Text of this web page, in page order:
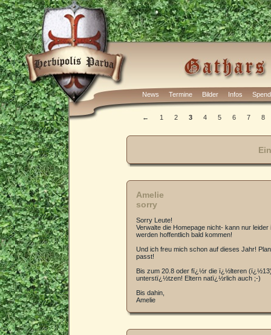
News Termine Bilder Infos
← 1 2 3 4 5 6 7 8
Amelie
sorry
Sorry Leute!
Verwalte die Homepage nicht- kann nur
werden hoffentlich bald kommen!
Und ich freu mich schon auf dieses Jahr!
passt!
Bis zum 20.8 oder fï¿½r die ï¿½lteren
unterstï¿½tzen! Eltern natï¿½rlich auch ;-)
Bis dahin,
Amelie